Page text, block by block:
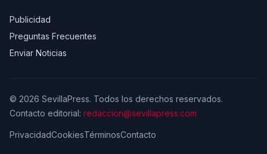
Publicidad
Preguntas Frecuentes
Enviar Noticias
© 2026 SevillaPress. Todos los derechos reservados.
Contacto editorial: redaccion@sevillapress.com
PrivacidadCookiesTérminosContacto